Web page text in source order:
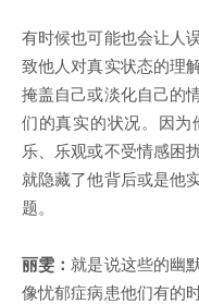
有时候也可能也会让人
致他人对真实状态的理
掩盖自己或淡化自己的
们的真实的状况。因
乐、乐观或不受情感困
就隐藏了他背后或是他
题。
丽雯：就是说这些的幽
像忧郁症病患他们有的